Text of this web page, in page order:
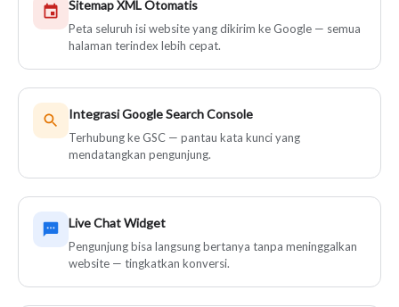
Sitemap XML Otomatis
Peta seluruh isi website yang dikirim ke Google — semua
halaman terindex lebih cepat.
Integrasi Google Search Console
Terhubung ke GSC — pantau kata kunci yang
mendatangkan pengunjung.
Live Chat Widget
Pengunjung bisa langsung bertanya tanpa meninggalkan
website — tingkatkan konversi.